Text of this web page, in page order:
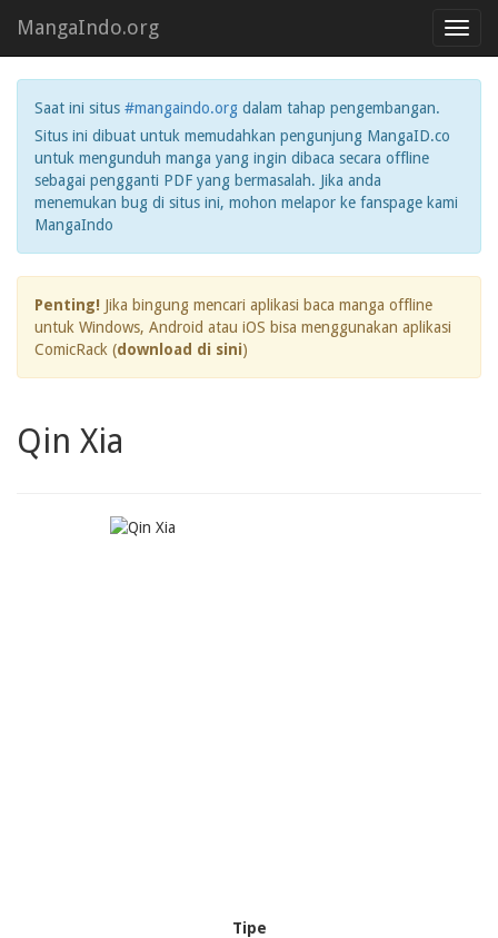
MangaIndo.org
Saat ini situs #mangaindo.org dalam tahap pengembangan.
Situs ini dibuat untuk memudahkan pengunjung MangaID.co
untuk mengunduh manga yang ingin dibaca secara offline
sebagai pengganti PDF yang bermasalah. Jika anda
menemukan bug di situs ini, mohon melapor ke fanspage kami
MangaIndo
Penting! Jika bingung mencari aplikasi baca manga offline
untuk Windows, Android atau iOS bisa menggunakan aplikasi
ComicRack (download di sini)
Qin Xia
Tipe